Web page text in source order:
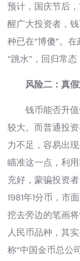
预计，国庆节后
醒广大投资者，
种已在“博傻”。
“跳水”，回归常态
风险二：真
钱币能否升值
较大。而普通投
力不足，容易出
瞄准这一点，利
充好，蒙骗投资
1981年1分币，市
挖去旁边的笔画
人民币品种，其
称“中国金币总公